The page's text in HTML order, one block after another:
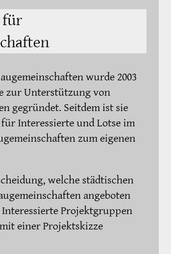
für
wurde 2003
zur Unterstützung von
gegründet. Seitdem ist sie
Interessierte und Lotse im
zum eigenen
welche städtischen
angeboten
Projektgruppen
einer Projektskizze